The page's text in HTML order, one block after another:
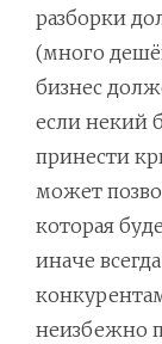
разборки
(много
бизнес
если некий
принести
может
которая
иначе
неизбежно